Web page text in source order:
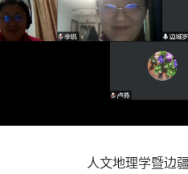
人文地理学暨边